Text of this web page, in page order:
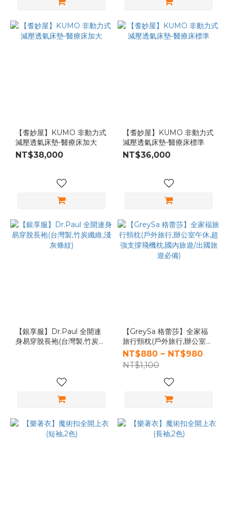
【耆妙屋】KUMO 非動力式
減壓透氣床墊-醫療床加大
NT$38,000
【耆妙屋】KUMO 非動力式
減壓透氣床墊-醫療床標準
NT$36,000
【銀享服】Dr.Paul 全開連
身易穿脫長袍(台灣製,竹炭纖
【GreySa 格蕾莎】全家福
旅行頸枕(戶外旅行,辦公室午
休,超強支撐飛機枕,國內旅遊/
出國旅遊必備)
NT$880 ~ NT$980
NT$1,100